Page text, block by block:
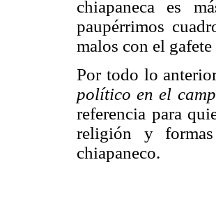
chiapaneca es
paupérrimos
malos con el
Por todo lo
político en el
referencia para
religión y
chiapaneco.